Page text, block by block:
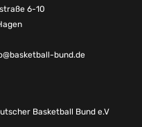
6-10
bund.de
Basketball Bund e.V